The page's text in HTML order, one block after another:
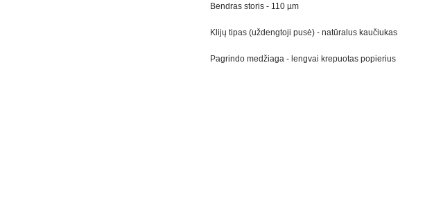
Bendras storis - 110 µm
Klijų tipas (uždengtoji pusė) - natūralus kaučiukas
Pagrindo medžiaga - lengvai krepuotas popierius